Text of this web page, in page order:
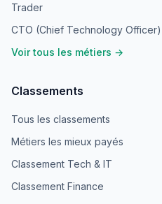
Trader
CTO (Chief Technology Officer)
Voir tous les métiers →
Classements
Tous les classements
Métiers les mieux payés
Classement Tech & IT
Classement Finance